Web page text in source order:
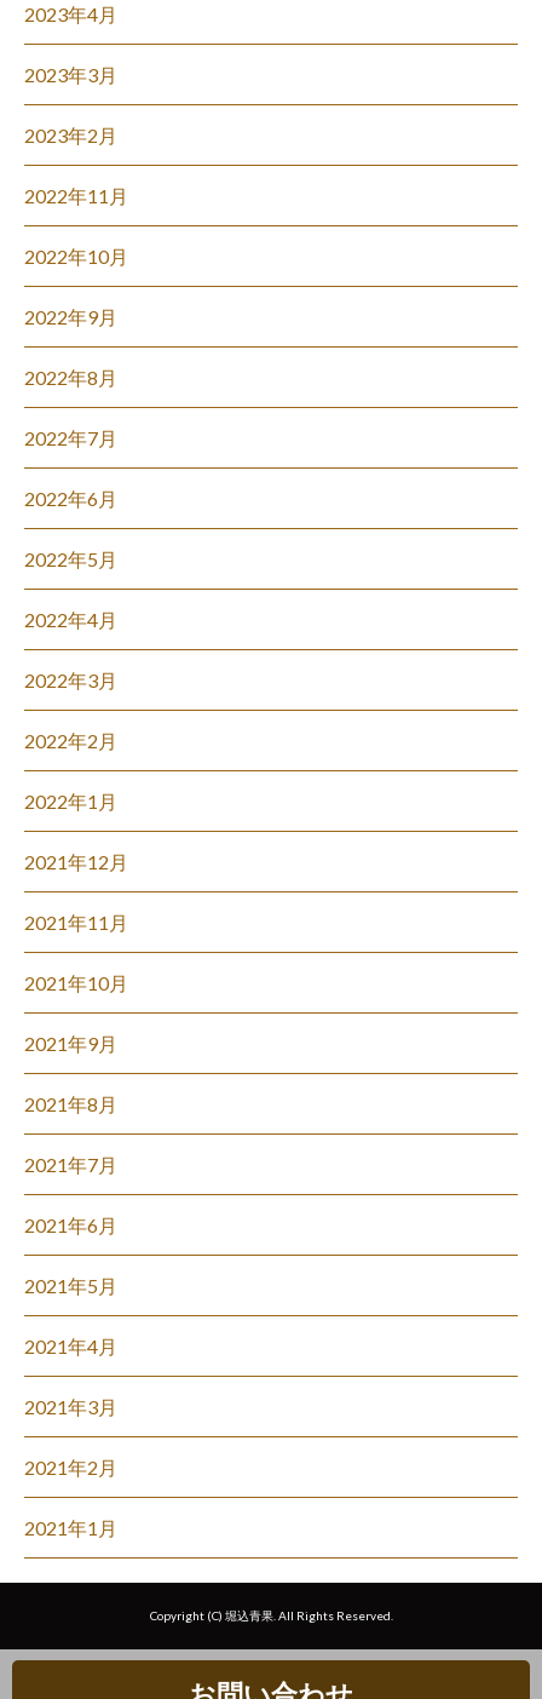
2023年4月
2023年3月
2023年2月
2022年11月
2022年10月
2022年9月
2022年8月
2022年7月
2022年6月
2022年5月
2022年4月
2022年3月
2022年2月
2022年1月
2021年12月
2021年11月
2021年10月
2021年9月
2021年8月
2021年7月
2021年6月
2021年5月
2021年4月
2021年3月
2021年2月
2021年1月
Copyright (C) 堀込青果. All Rights Reserved.